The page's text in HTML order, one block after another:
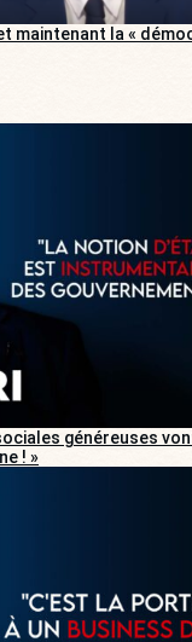
maintenant la «
sociales généreuses
! »